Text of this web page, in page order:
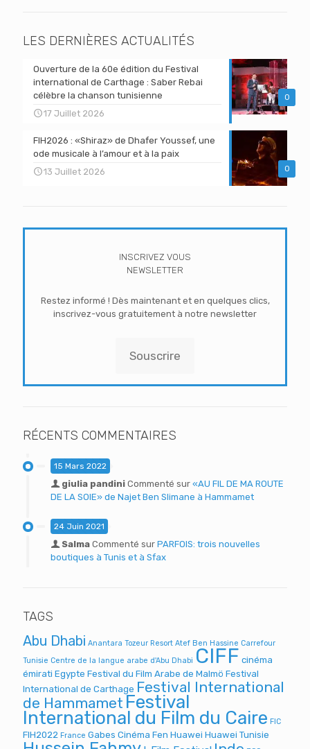
LES DERNIÈRES ACTUALITÉS
0
Ouverture de la 60e édition du Festival
international de Carthage : Saber Rebai
célèbre la chanson tunisienne
17 Juillet 2026
0
FIH2026 : «Shiraz» de Dhafer Youssef, une
ode musicale à l’amour et à la paix
13 Juillet 2026
INSCRIVEZ VOUS
NEWSLETTER
Restez informé ! Dès maintenant et en quelques clics,
inscrivez-vous gratuitement à notre newsletter
Souscrire
RÉCENTS COMMENTAIRES
15 Mars 2022
giulia pandini Commenté sur «AU FIL DE MA ROUTE
DE LA SOIE» de Najet Ben Slimane à Hammamet
24 Juin 2021
Salma Commenté sur PARFOIS: trois nouvelles
boutiques à Tunis et à Sfax
TAGS
Abu Dhabi Anantara Tozeur Resort Atef Ben Hassine Carrefour
Tunisie Centre de la langue arabe d'Abu Dhabi CIFF cinéma
émirati Egypte Festival du Film Arabe de Malmö Festival
International de Carthage Festival International
de HammametFestival
International du Film du Caire FIC
FIH2022 France Gabes Cinéma Fen Huawei Huawei Tunisie